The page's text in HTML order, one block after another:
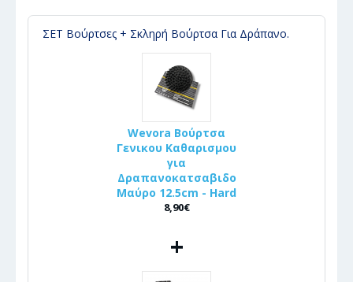
ΣΕΤ Βούρτσες + Σκληρή Βούρτσα Για Δράπανο.
Wevora Βούρτσα
Γενικου Καθαρισμου
για
Δραπανοκατσαβιδο
Μαύρο 12.5cm - Hard
8,90€
+